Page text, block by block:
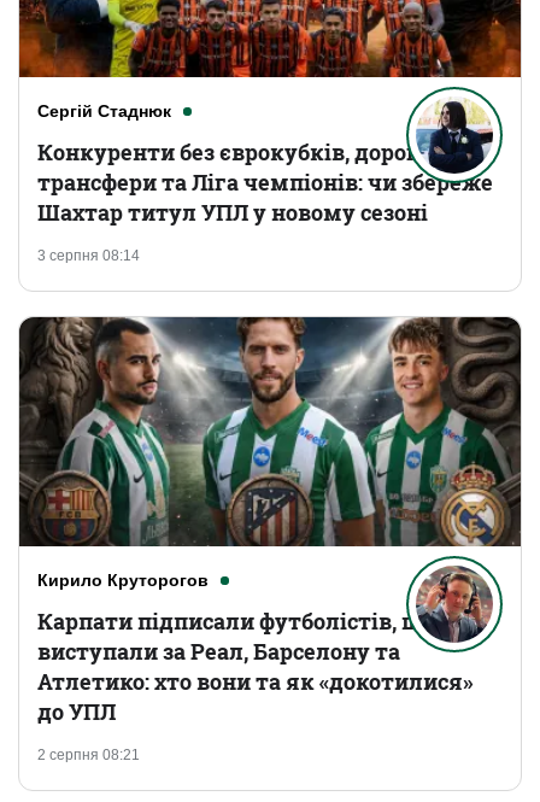
Сергій Стаднюк
3 серпня 08:14
Конкуренти без єврокубків, дорогі
трансфери та Ліга чемпіонів: чи збереже
Шахтар титул УПЛ у новому сезоні
Кирило Круторогов
2 серпня 08:21
Карпати підписали футболістів, що
виступали за Реал, Барселону та
Атлетико: хто вони та як «докотилися»
до УПЛ